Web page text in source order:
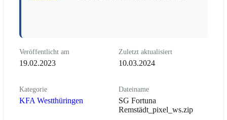
Veröffentlicht am
19.02.2023
Zuletzt aktualisiert
10.03.2024
Kategorie
KFA Westthüringen
Dateiname
SG Fortuna
Remstädt_pixel_ws.zip